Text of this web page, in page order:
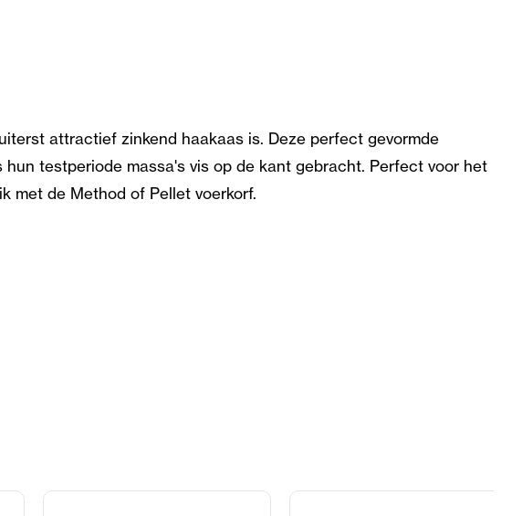
attractief zinkend haakaas is. Deze perfect gevormde
testperiode massa's vis op de kant gebracht. Perfect voor het
met de Method of Pellet voerkorf.